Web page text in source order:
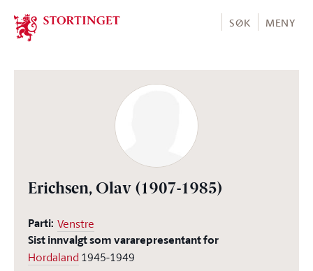
Stortinget.no
SØK MENY
Erichsen, Olav (1907-1985)
Parti: Venstre
Sist innvalgt som vararepresentant for
Hordaland 1945-1949